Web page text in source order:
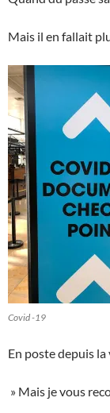
Mais il en fallait
Covid -19
En poste depuis
» Mais je vous